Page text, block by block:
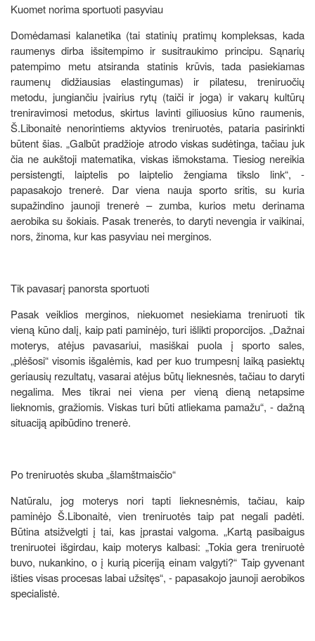
Kuomet norima sportuoti pasyviau
Domėdamasi kalanetika (tai statinių pratimų kompleksas, kada
raumenys dirba išsitempimo ir susitraukimo principu. Sąnarių
patempimo metu atsiranda statinis krūvis, tada pasiekiamas
raumenų didžiausias elastingumas) ir pilatesu, treniruočių
metodu, jungiančiu įvairius rytų (taiči ir joga) ir vakarų kultūrų
treniravimosi metodus, skirtus lavinti giliuosius kūno raumenis,
Š.Libonaitė nenorintiems aktyvios treniruotės, pataria pasirinkti
būtent šias. „Galbūt pradžioje atrodo viskas sudėtinga, tačiau juk
čia ne aukštoji matematika, viskas išmokstama. Tiesiog nereikia
persistengti, laiptelis po laiptelio žengiama tikslo link“, -
papasakojo trenerė. Dar viena nauja sporto sritis, su kuria
supažindino jaunoji trenerė – zumba, kurios metu derinama
aerobika su šokiais. Pasak trenerės, to daryti nevengia ir vaikinai,
nors, žinoma, kur kas pasyviau nei merginos.
Tik pavasarį panorsta sportuoti
Pasak veiklios merginos, niekuomet nesiekiama treniruoti tik
vieną kūno dalį, kaip pati paminėjo, turi išlikti proporcijos. „Dažnai
moterys, atėjus pavasariui, masiškai puola į sporto sales,
„plėšosi“ visomis išgalėmis, kad per kuo trumpesnį laiką pasiektų
geriausių rezultatų, vasarai atėjus būtų lieknesnės, tačiau to daryti
negalima. Mes tikrai nei viena per vieną dieną netapsime
lieknomis, gražiomis. Viskas turi būti atliekama pamažu“, - dažną
situaciją apibūdino trenerė.
Po treniruotės skuba „šlamštmaisčio“
Natūralu, jog moterys nori tapti lieknesnėmis, tačiau, kaip
paminėjo Š.Libonaitė, vien treniruotės taip pat negali padėti.
Būtina atsižvelgti į tai, kas įprastai valgoma. „Kartą pasibaigus
treniruotei išgirdau, kaip moterys kalbasi: „Tokia gera treniruotė
buvo, nukankino, o į kurią piceriją einam valgyti?“ Taip gyvenant
išties visas procesas labai užsitęs“, - papasakojo jaunoji aerobikos
specialistė.